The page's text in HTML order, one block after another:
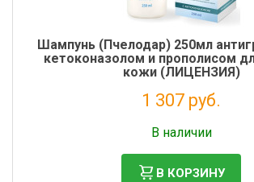
Шампунь (Пчелодар) 250мл
кетоконазолом и прополисом
кожи (ЛИЦЕНЗИЯ)
1 307 руб.
В наличии
В КОРЗИНУ